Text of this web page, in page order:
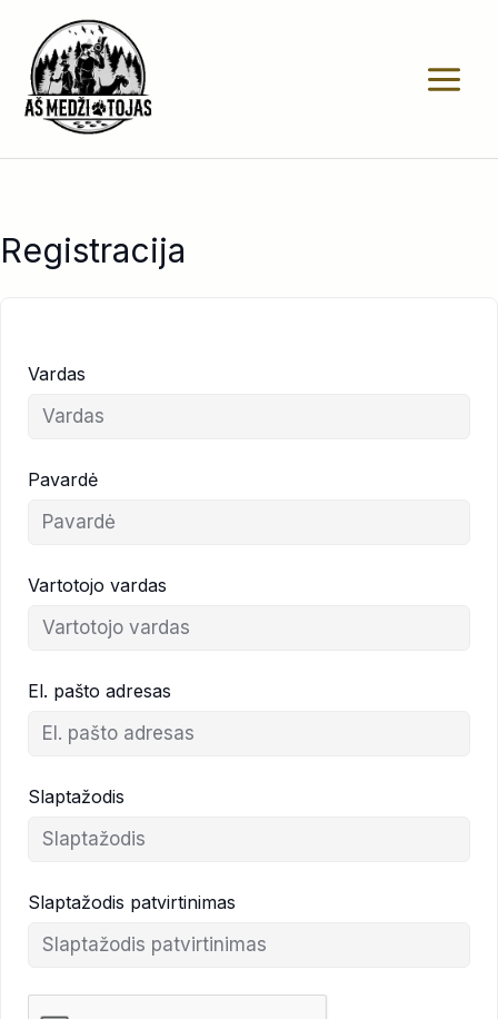
turinio
Registracija
Vardas
Pavardė
Vartotojo vardas
El. pašto adresas
Slaptažodis
Slaptažodis patvirtinimas